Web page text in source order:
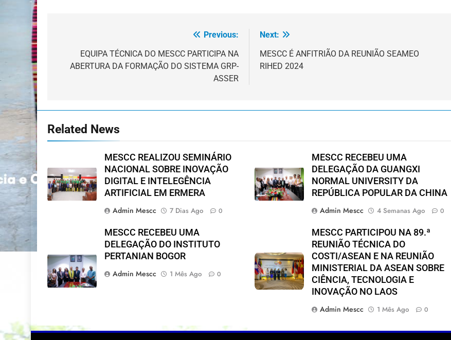
Previous:
EQUIPA TÉCNICA DO MESCC PARTICIPA NA
ABERTURA DA FORMAÇÃO DO SISTEMA GRP-
ASSER
Next:
MESCC É ANFITRIÃO DA REUNIÃO SEAMEO
RIHED 2024
Related News
MESCC REALIZOU SEMINÁRIO
NACIONAL SOBRE INOVAÇÃO
DIGITAL E INTELEGÊNCIA
ARTIFICIAL EM ERMERA
Admin Mescc
7 Dias Ago 0
MESCC RECEBEU UMA
DELEGAÇÃO DA GUANGXI
NORMAL UNIVERSITY DA
REPÚBLICA POPULAR DA CHINA
Admin Mescc
4 Semanas Ago 0
MESCC RECEBEU UMA
DELEGAÇÃO DO INSTITUTO
PERTANIAN BOGOR
Admin Mescc
1 Mês Ago 0
MESCC PARTICIPOU NA 89.ª
REUNIÃO TÉCNICA DO
COSTI/ASEAN E NA REUNIÃO
MINISTERIAL DA ASEAN SOBRE
CIÊNCIA, TECNOLOGIA E
INOVAÇÃO NO LAOS
Admin Mescc
1 Mês Ago 0